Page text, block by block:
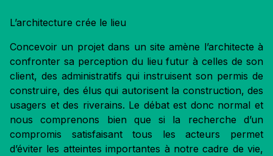
L’architecture crée le lieu
Concevoir un projet dans un site amène l’architecte à
confronter sa perception du lieu futur à celles de son
client, des administratifs qui instruisent son permis de
construire, des élus qui autorisent la construction, des
usagers et des riverains. Le débat est donc normal et
nous comprenons bien que si la recherche d’un
compromis satisfaisant tous les acteurs permet
d’éviter les atteintes importantes à notre cadre de vie,